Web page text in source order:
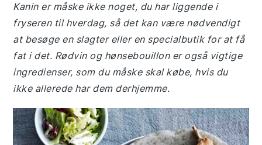
Kanin er måske ikke noget, du har liggende i
fryseren til hverdag, så det kan være nødvendigt
at besøge en slagter eller en specialbutik for at få
fat i det. Rødvin og hønsebouillon er også vigtige
ingredienser, som du måske skal købe, hvis du
ikke allerede har dem derhjemme.